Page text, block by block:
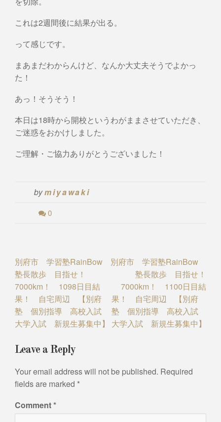
これは2週間後に結果が出る。
って感じです。
まあまだわからんけど、なんか大丈夫そうでよかっ
た！
あっ！そうそう！
本日は18時から開校というわがままさせていただき、
ご迷惑をおかけしました。
ご理解・ご協力ありがとうございました！
bymiyawaki
0
Post
navigation
別府市 学習塾RainBow
塾長散歩 目指せ！
7000km！ 1098日目結
果！ 自宅周辺 【別府
塾 個別指導 高校入試
大学入試 新規生募集中】
別府市 学習塾RainBow
塾長散歩 目指せ！
7000km！ 1100日目結
果！ 自宅周辺 【別府
塾 個別指導 高校入試
大学入試 新規生募集中】
Leave a Reply
Your email address will not be published. Required
fields are marked *
Comment*